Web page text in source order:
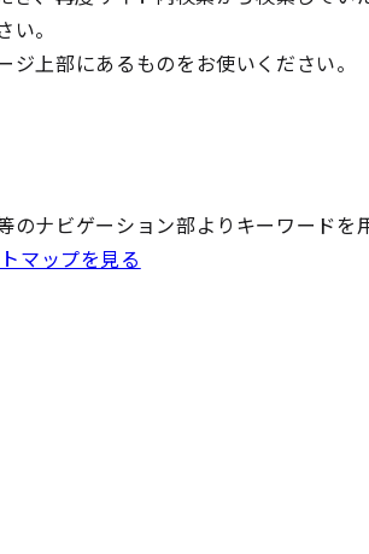
。
ジ上部にあるものをお使いください。
のナビゲーション部よりキーワードを
マップを見る